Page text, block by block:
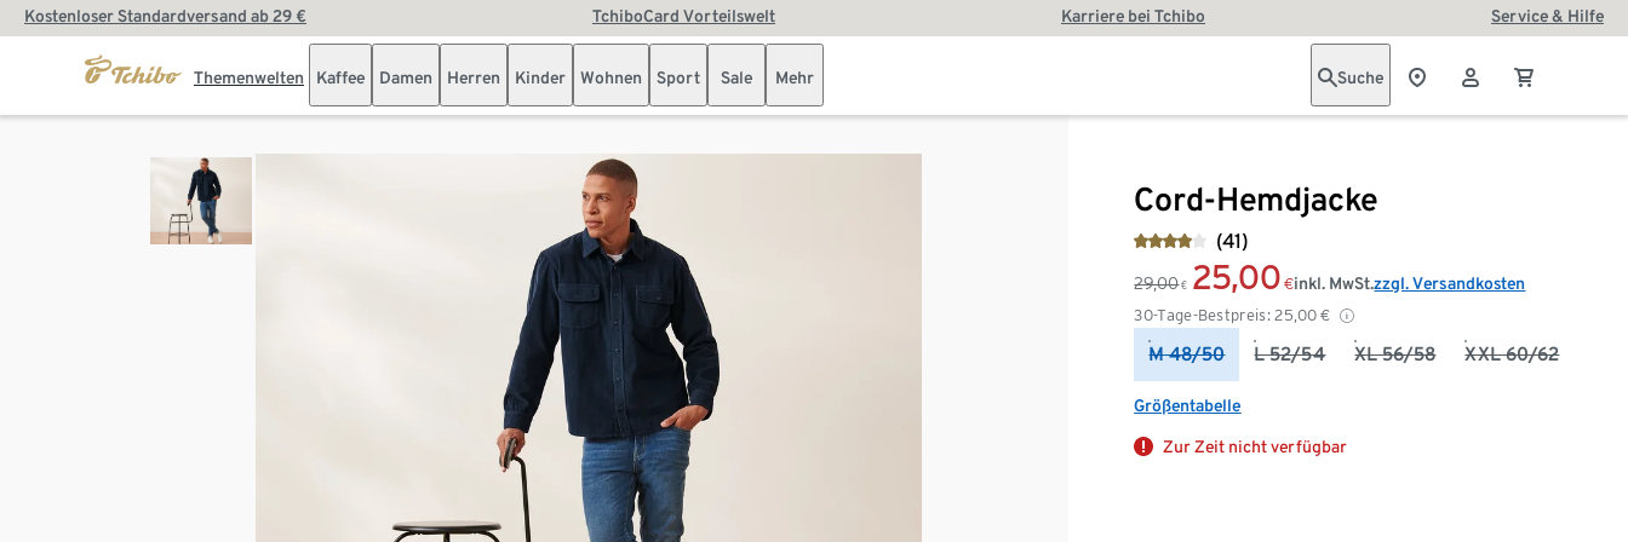
Kostenloser Standardversand ab 29 € TchiboCard Vorteilswelt Karriere bei Tchibo Service & Hilfe
Themenwelten Kaffee Damen Herren Kinder Wohnen Sport Sale Mehr Suche
Cord-Hemdjacke
(41)
29,00 € 25,00 €
30-Tage-Bestpreis: 25,00 €
inkl. MwSt.zzgl. Versandkosten
M 48/50 L 52/54 XL 56/58 XXL 60/62
Größentabelle
Zur Zeit nicht verfügbar